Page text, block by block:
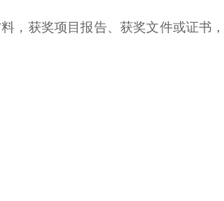
，获奖项目报告、获奖文件或证书